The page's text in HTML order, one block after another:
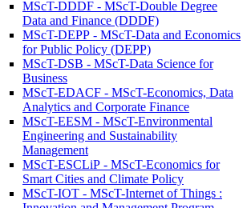
MScT-DDDF - MScT-Double Degree
Data and Finance (DDDF)
MScT-DEPP - MScT-Data and Economics
for Public Policy (DEPP)
MScT-DSB - MScT-Data Science for
Business
MScT-EDACF - MScT-Economics, Data
Analytics and Corporate Finance
MScT-EESM - MScT-Environmental
Engineering and Sustainability
Management
MScT-ESCLiP - MScT-Economics for
Smart Cities and Climate Policy
MScT-IOT - MScT-Internet of Things :